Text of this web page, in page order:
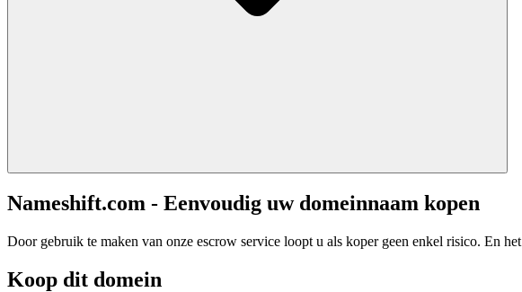
Nameshift.com - Eenvoudig uw domeinnaam kopen
Door gebruik te maken van onze escrow service loopt u als koper geen enkel risico. En
Koop dit domein